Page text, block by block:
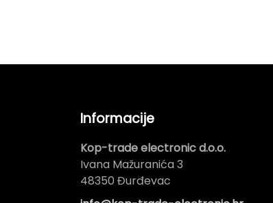
Informacije
Kop-trade electronic d.o.o.
Ivana Mažuranića 3
48350 Đurđevac